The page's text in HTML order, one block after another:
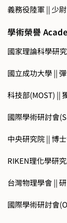
義務役陸軍 || 少
學術榮譽
國家理論科學研
國立成功大學 ||
科技部(MOST) ||
國際學術研討會
中央研究院 || 博
RIKEN理化學研
台灣物理學會 ||
國際學術研討會